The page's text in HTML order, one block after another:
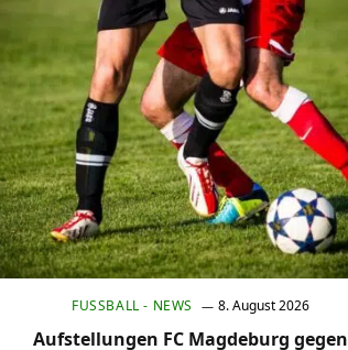
FUSSBALL - NEWS 8. August 2026
Aufstellungen FC Magdeburg gegen